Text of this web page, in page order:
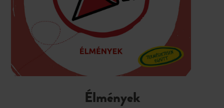
Élmények